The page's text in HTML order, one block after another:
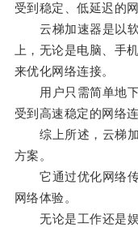
受到稳定、低延迟的
云梯加速器是以软
上，无论是电脑、手
来优化网络连接。
用户只需简单地下
受到高速稳定的网络连
综上所述，云梯加
方案。
它通过优化网络传
网络体验。
无论是工作还是娱